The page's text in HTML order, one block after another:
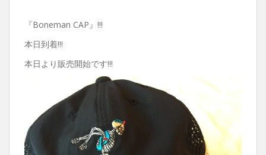
『Boneman CAP』!!!
本日到着!!!
本日より販売開始です!!!